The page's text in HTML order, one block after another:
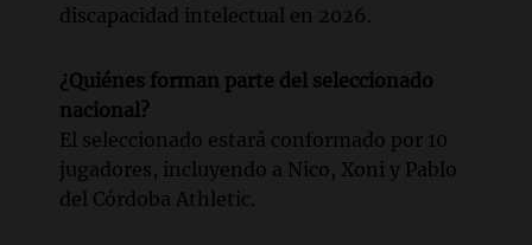
discapacidad intelectual en 2026.
¿Quiénes forman parte del seleccionado
nacional?
El seleccionado estará conformado por 10
jugadores, incluyendo a Nico, Xoni y Pablo
del Córdoba Athletic.